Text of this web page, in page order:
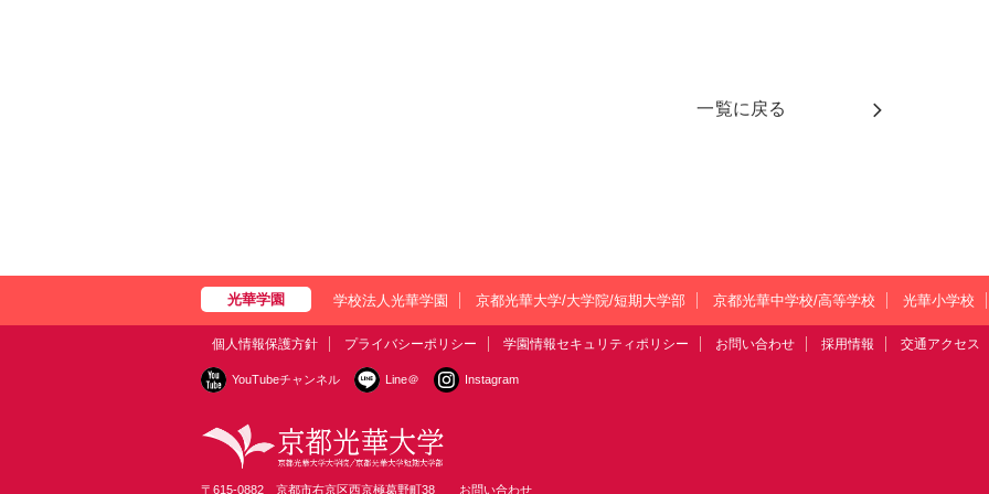
一覧に戻る
学校法人光華学園 京都光華大学/大学院/短期大学部 京都光華中学校/高等学校 光華小学校
個人情報保護方針 プライバシーポリシー 学園情報セキュリティポリシー お問い合わせ 採用情報 交通アクセス
YouTubeチャンネル Line＠ Instagram
〒615-0882 京都市右京区西京極葛野町38 お問い合わせ